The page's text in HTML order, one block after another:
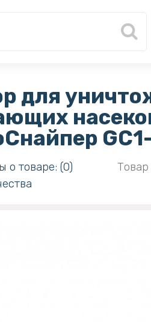
для
о товаре: (0)
Товар